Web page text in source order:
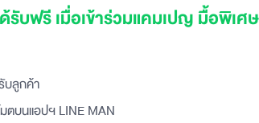
รับฟรี เมื่อเข้าร่วมแคมเปญ มื้อพิเ
บลูกค้า
ตบนแอปฯ LINE MAN